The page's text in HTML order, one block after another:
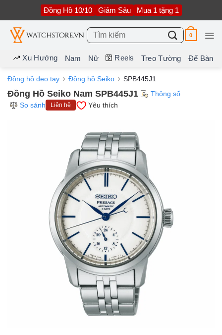
nội
dung
Đồng Hồ 10/10 Giảm Sâu Mua 1 tặng 1
Tìm
kiếm:
0
Xu Hướng Nam Nữ Reels Treo Tường Để Bàn
Đồng hồ đeo tay Đồng hồ Seiko SPB445J1
Đồng Hồ Seiko Nam SPB445J1
Thông số
So sánh
Liên hệ Yêu thích